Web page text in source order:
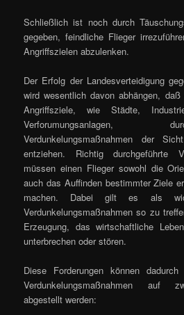
Schließlich ist noch durch
gegeben, feindliche Flieger
Angriffszielen abzulenken.
Der Erfolg der Landesverteidigung
wird wesentlich davon abhängen,
Angriffsziele, wie Städte,
Verforumungsanlagen,
Verdunkelungsmaßnahmen der
entziehen. Richtig durchgeführte
müssen einen Flieger sowohl die
auch das Auffinden bestimmter Ziele
machen. Dabei gilt es als
Verdunkelungsmaßnahmen so zu
Erzeugung, das wirtschaftliche
unterbrechen oder stören.
Diese Forderungen können
Verdunkelungsmaßnahmen auf
abgestellt werden: